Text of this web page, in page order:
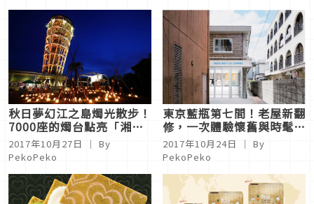
秋日夢幻江之島燭光散步！
7000座的燭台點亮「湘南
Candle 2017」
2017年10月27日
｜ By
PekoPeko
東京藍瓶第七間！老屋新翻
修，一次體驗懷舊與時髦的
「Blue Bottle三軒茶屋」
2017年10月24日
｜ By
PekoPeko